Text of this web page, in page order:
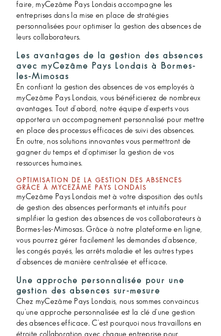
faire, myCezâme Pays Londais accompagne les
entreprises dans la mise en place de stratégies
personnalisées pour optimiser la gestion des absences de
leurs collaborateurs.
Les avantages de la gestion des absences
avec myCezâme Pays Londais à Bormes-
les-Mimosas
En confiant la gestion des absences de vos employés à
myCezâme Pays Londais, vous bénéficierez de nombreux
avantages. Tout d'abord, notre équipe d'experts vous
apportera un accompagnement personnalisé pour mettre
en place des processus efficaces de suivi des absences.
En outre, nos solutions innovantes vous permettront de
gagner du temps et d'optimiser la gestion de vos
ressources humaines.
OPTIMISATION DE LA GESTION DES ABSENCES
GRÂCE À MYCEZÂME PAYS LONDAIS
myCezâme Pays Londais met à votre disposition des outils
de gestion des absences performants et intuitifs pour
simplifier la gestion des absences de vos collaborateurs à
Bormes-les-Mimosas. Grâce à notre plateforme en ligne,
vous pourrez gérer facilement les demandes d'absence,
les congés payés, les arrêts maladie et les autres types
d'absences de manière centralisée et efficace.
Une approche personnalisée pour une
gestion des absences sur-mesure
Chez myCezâme Pays Londais, nous sommes convaincus
qu'une approche personnalisée est la clé d'une gestion
des absences efficace. C'est pourquoi nous travaillons en
étroite collaboration avec chaque entreprise pour